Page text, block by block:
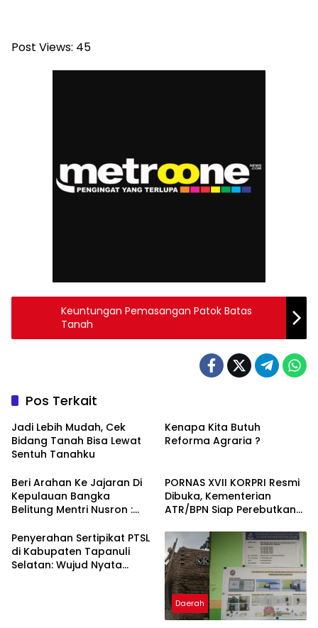
Post Views: 45
Keuntungan Pemasangan Patok Batas
Tanah
Pos Terkait
Jadi Lebih Mudah, Cek
Bidang Tanah Bisa Lewat
Sentuh Tanahku
Kenapa Kita Butuh
Reforma Agraria ?
Beri Arahan Ke Jajaran Di
Kepulauan Bangka
Belitung Mentri Nusron :
Tanah Rakyat Aman
PORNAS XVII KORPRI Resmi
Dibuka, Kementerian
ATR/BPN Siap Perebutkan
Olahraga
Penyerahan Sertipikat PTSL
di Kabupaten Tapanuli
Selatan: Wujud Nyata
Daerah